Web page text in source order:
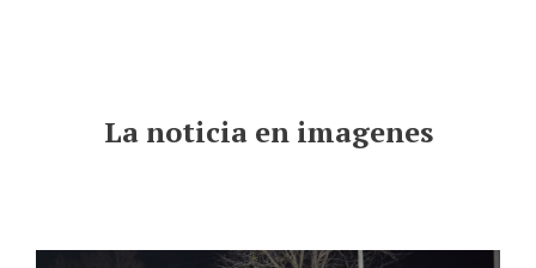
La noticia en imagenes